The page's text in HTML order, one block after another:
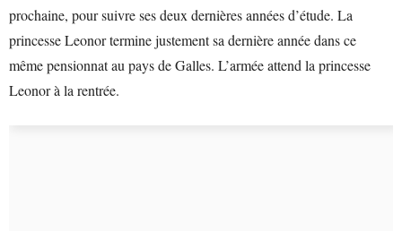
prochaine, pour suivre ses deux dernières années d’étude. La
princesse Leonor termine justement sa dernière année dans ce
même pensionnat au pays de Galles. L’armée attend la princesse
Leonor à la rentrée.